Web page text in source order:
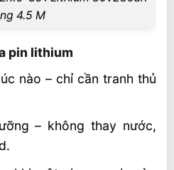
4.5 M
pin lithium
nào – chỉ cần tranh thủ
– không thay nước,